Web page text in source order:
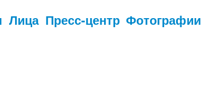
Лица Пресс-центр Фотографии